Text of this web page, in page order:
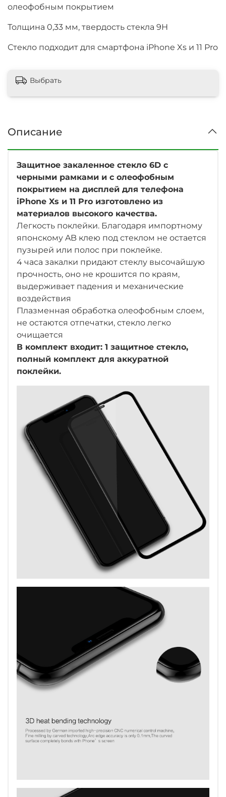
олеофобным покрытием
Толщина 0,33 мм, твердость стекла 9Н
Стекло подходит для смартфона iPhone Xs и 11 Pro
Выбрать
Описание
Защитное закаленное стекло 6D с
черными рамками и с олеофобным
покрытием на дисплей для телефона
iPhone Xs и 11 Pro изготовлено из
материалов высокого качества.
Легкость поклейки. Благодаря импортному
японскому AB клею под стеклом не остается
пузырей или полос при поклейке.
4 часа закалки придают стеклу высочайшую
прочность, оно не крошится по краям,
выдерживает падения и механические
воздействия
Плазменная обработка олеофобным слоем,
не остаются отпечатки, стекло легко
очищается
В комплект входит: 1 защитное стекло,
полный комплект для аккуратной
поклейки.